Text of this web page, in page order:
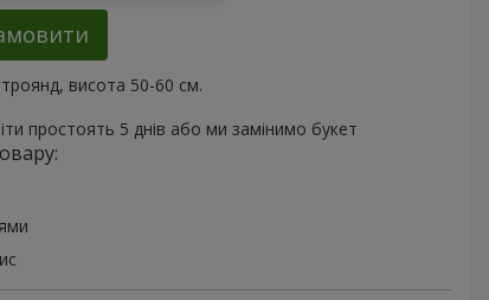
висота 50-60 см.
простоять 5 днів або ми замінимо букет